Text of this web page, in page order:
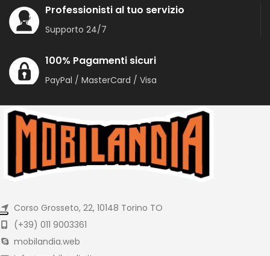
Professionisti al tuo servizio
Supporto 24/7
100% Pagamenti sicuri
PayPal / MasterCard / Visa
Corso Grosseto, 22, 10148 Torino TO
(+39) 011 9003361
mobilandia.web